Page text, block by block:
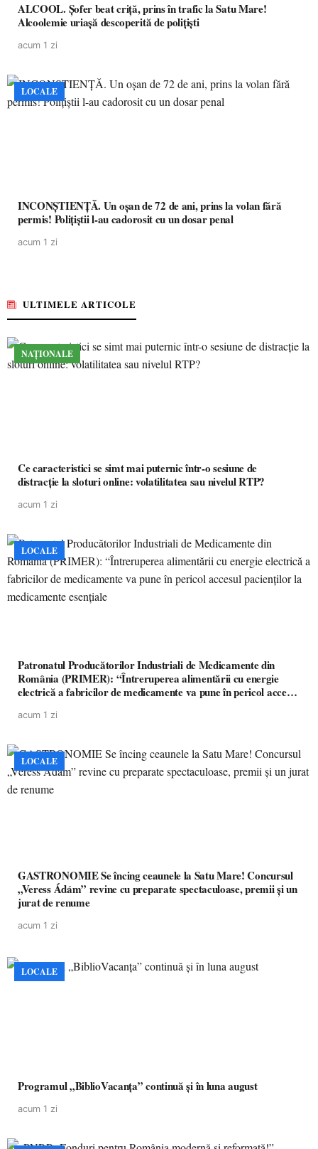
ALCOOL. Șofer beat criță, prins în trafic la Satu Mare!
Alcoolemie uriașă descoperită de polițiști
acum 1 zi
LOCALE
INCONȘTIENȚĂ. Un oșan de 72 de ani, prins la volan fără
permis! Polițiștii l-au cadorosit cu un dosar penal
acum 1 zi
ULTIMELE ARTICOLE
NAȚIONALE
Ce caracteristici se simt mai puternic într-o sesiune de
distracție la sloturi online: volatilitatea sau nivelul RTP?
acum 1 zi
LOCALE
Patronatul Producătorilor Industriali de Medicamente din
România (PRIMER): “Întreruperea alimentării cu energie
electrică a fabricilor de medicamente va pune în pericol accesul
acum 1 zi
LOCALE
GASTRONOMIE Se încing ceaunele la Satu Mare! Concursul
„Veress Ádám” revine cu preparate spectaculoase, premii și un
jurat de renume
acum 1 zi
LOCALE
Programul „BiblioVacanța” continuă și în luna august
acum 1 zi